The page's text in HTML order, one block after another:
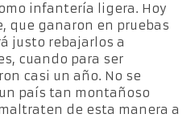
infantería ligera. Hoy
que ganaron en pruebas
justo rebajarlos a
cuando para ser
casi un año. No se
país tan montañoso
de esta manera a